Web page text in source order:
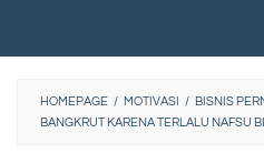
HOMEPAGE / MOTIVASI / BISNIS
BANGKRUT KARENA TERLALU NAFSU